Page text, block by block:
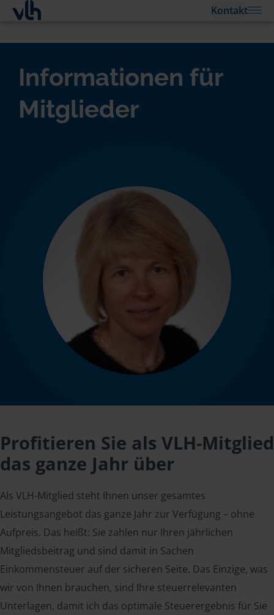
Kontakt
Informationen für
Mitglieder
Profitieren Sie als VLH-Mitglied
das ganze Jahr über
Als VLH-Mitglied steht Ihnen unser gesamtes
Leistungsangebot das ganze Jahr zur Verfügung – ohne
Aufpreis. Das heißt: Sie zahlen nur Ihren jährlichen
Mitgliedsbeitrag und sind damit in Sachen
Einkommensteuer auf der sicheren Seite. Das Einzige, was
wir von Ihnen brauchen, sind Ihre steuerrelevanten
Unterlagen, damit ich das optimale Steuerergebnis für Sie